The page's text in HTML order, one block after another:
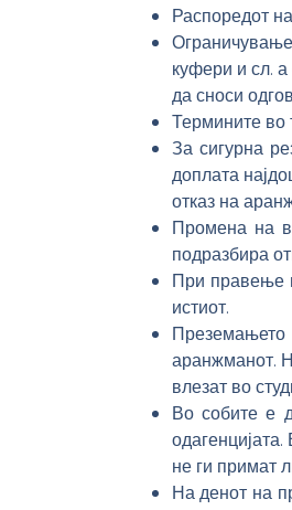
Распоредот
куфери и сл.
да сноси
Термините во
За сигурна
доплата
отказ на
Промена на
подразбира
При правење
истиот.
аранжманот.
влезат во
Во собите е
не ги примат
На денот на